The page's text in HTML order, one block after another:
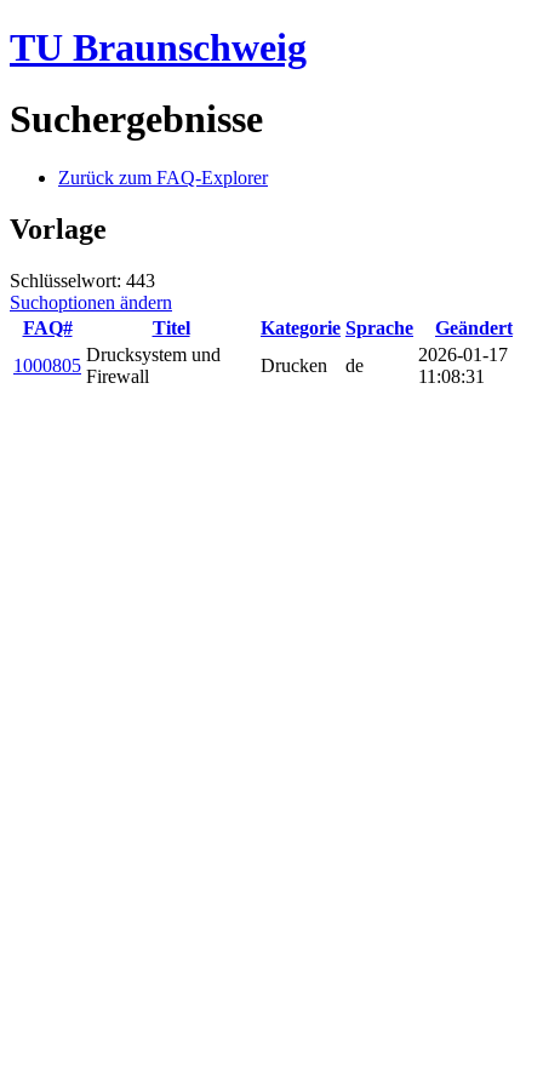
TU Braunschweig
Suchergebnisse
Zurück zum FAQ-Explorer
Vorlage
Schlüsselwort: 443
Suchoptionen ändern
FAQ#
Titel Kategorie Sprache
Geändert
1000805
Drucksystem und
Firewall
Drucken de
2026-01-17
11:08:31